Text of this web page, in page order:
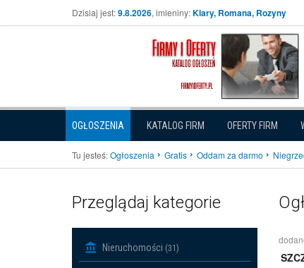
Dzisiaj jest:9.8.2026, imieniny:Klary, Romana, Rozyny
OGŁOSZENIA KATALOG FIRM OFERTY FIRM
Tu jesteś:Ogłoszenia Gratis Oddam za darmo
Przeglądaj kategorie
Nieruchomości (31)